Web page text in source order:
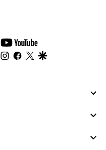
youtube-
footer
instagram
facebook
twitter